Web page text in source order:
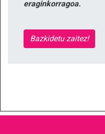
eraginkorragoa.
Bazkidetu zaitez!